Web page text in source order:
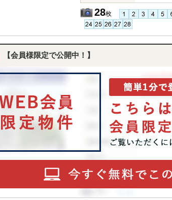
28枚
【会員様限定で公開中！】